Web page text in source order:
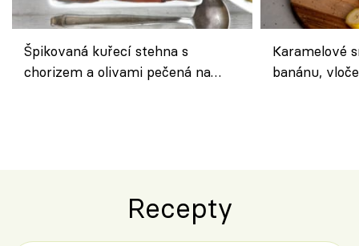
Špikovaná kuřecí stehna s
chorizem a olivami pečená na
Karamelové
banánu,
Recepty